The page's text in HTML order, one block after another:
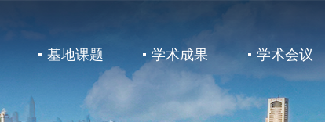
基地课题 学术成果 学术会议